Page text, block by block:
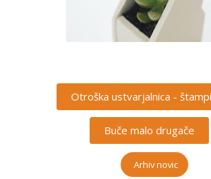
Otroška ustvarjalnica -
Buče malo drugače
Arhiv novic